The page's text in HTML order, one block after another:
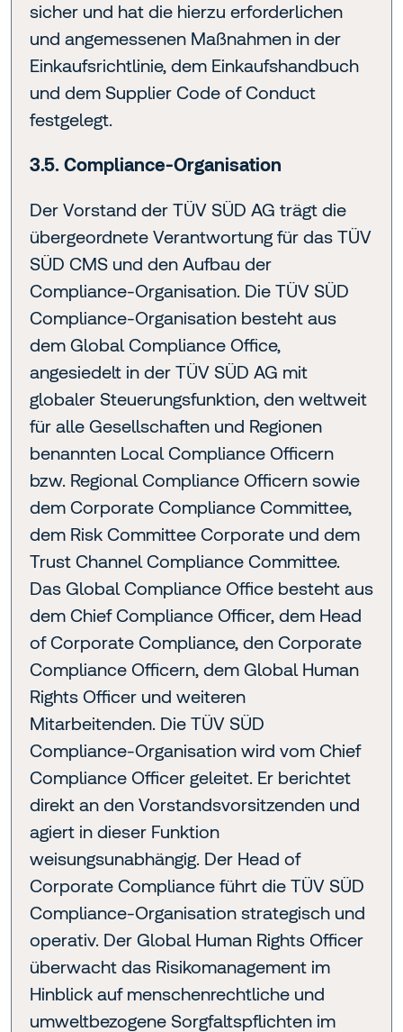
sicher und hat die hierzu erforderlichen
und angemessenen Maßnahmen in der
Einkaufsrichtlinie, dem Einkaufshandbuch
und dem Supplier Code of Conduct
festgelegt.
3.5. Compliance-Organisation
Der Vorstand der TÜV SÜD AG trägt die
übergeordnete Verantwortung für das TÜV
SÜD CMS und den Aufbau der
Compliance-Organisation. Die TÜV SÜD
Compliance-Organisation besteht aus
dem Global Compliance Office,
angesiedelt in der TÜV SÜD AG mit
globaler Steuerungsfunktion, den weltweit
für alle Gesellschaften und Regionen
benannten Local Compliance Officern
bzw. Regional Compliance Officern sowie
dem Corporate Compliance Committee,
dem Risk Committee Corporate und dem
Trust Channel Compliance Committee.
Das Global Compliance Office besteht aus
dem Chief Compliance Officer, dem Head
of Corporate Compliance, den Corporate
Compliance Officern, dem Global Human
Rights Officer und weiteren
Mitarbeitenden. Die TÜV SÜD
Compliance-Organisation wird vom Chief
Compliance Officer geleitet. Er berichtet
direkt an den Vorstandsvorsitzenden und
agiert in dieser Funktion
weisungsunabhängig. Der Head of
Corporate Compliance führt die TÜV SÜD
Compliance-Organisation strategisch und
operativ. Der Global Human Rights Officer
überwacht das Risikomanagement im
Hinblick auf menschenrechtliche und
umweltbezogene Sorgfaltspflichten im